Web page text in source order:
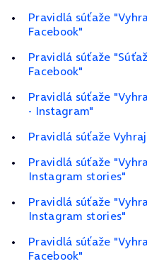
Pravidlá súťaže
Facebook"
Pravidlá súťaže
Facebook"
Pravidlá súťaže
- Instagram"
Pravidlá súťaže
Pravidlá súťaže
Instagram stories"
Pravidlá súťaže
Instagram stories"
Pravidlá súťaže
Facebook"